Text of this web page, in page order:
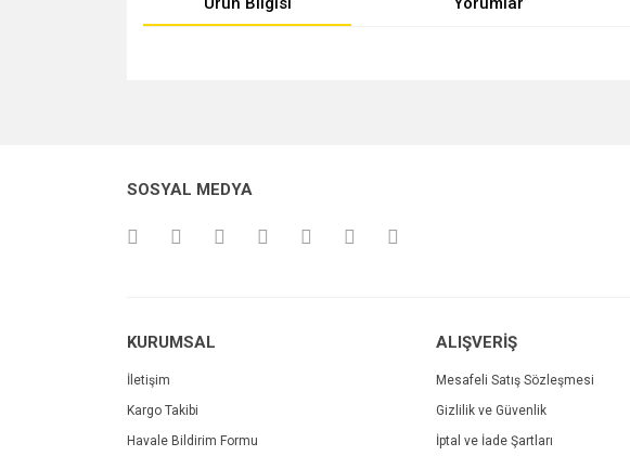
Ürün açıklamasında eksik bilgiler bulunuyor.
SOSYAL MEDYA
KURUMSAL
İletişim
Kargo Takibi
Havale Bildirim Formu
ALIŞVERİŞ
Mesafeli Satış Sözleşmesi
Gizlilik ve Güvenlik
İptal ve İade Şartları